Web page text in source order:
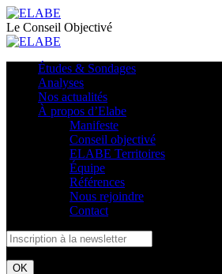
Le Conseil Objectivé
Études & Sondages
Analyses
Nos actualités
À propos d’Elabe
Manifeste
Conseil objectivé
ELABE Territoires
Équipe
Références
Nous rejoindre
Contact